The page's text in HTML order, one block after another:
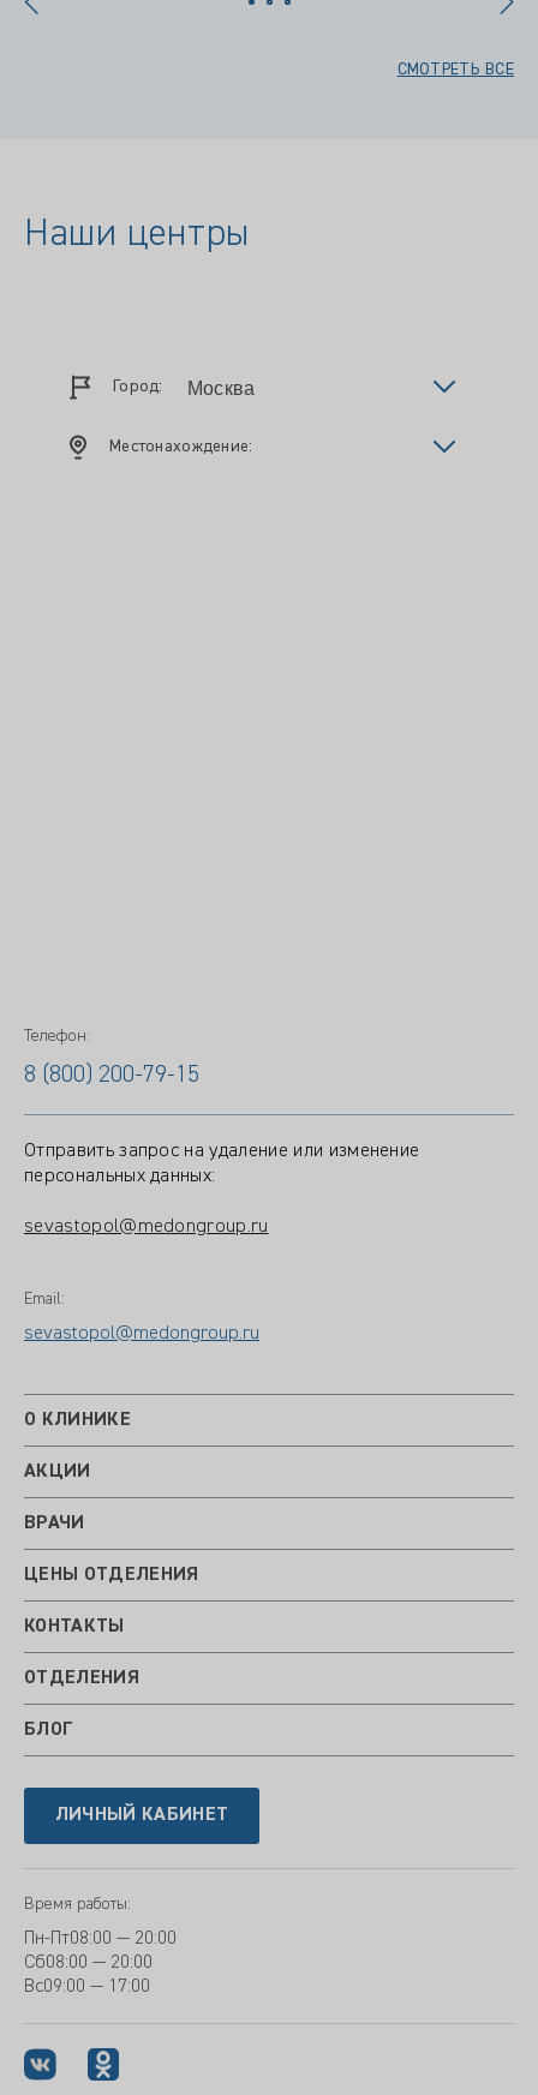
СМОТРЕТЬ ВСЕ
Наши центры
Город:
Местонахождение:
Телефон:
8 (800) 200-79-15
Отправить запрос на удаление или изменение
персональных данных:
sevastopol@medongroup.ru
Email:
sevastopol@medongroup.ru
О КЛИНИКЕ
АКЦИИ
ВРАЧИ
ЦЕНЫ ОТДЕЛЕНИЯ
КОНТАКТЫ
ОТДЕЛЕНИЯ
БЛОГ
ЛИЧНЫЙ КАБИНЕТ
Время работы:
Пн-Пт08:00 — 20:00
Сб08:00 — 20:00
Вс09:00 — 17:00